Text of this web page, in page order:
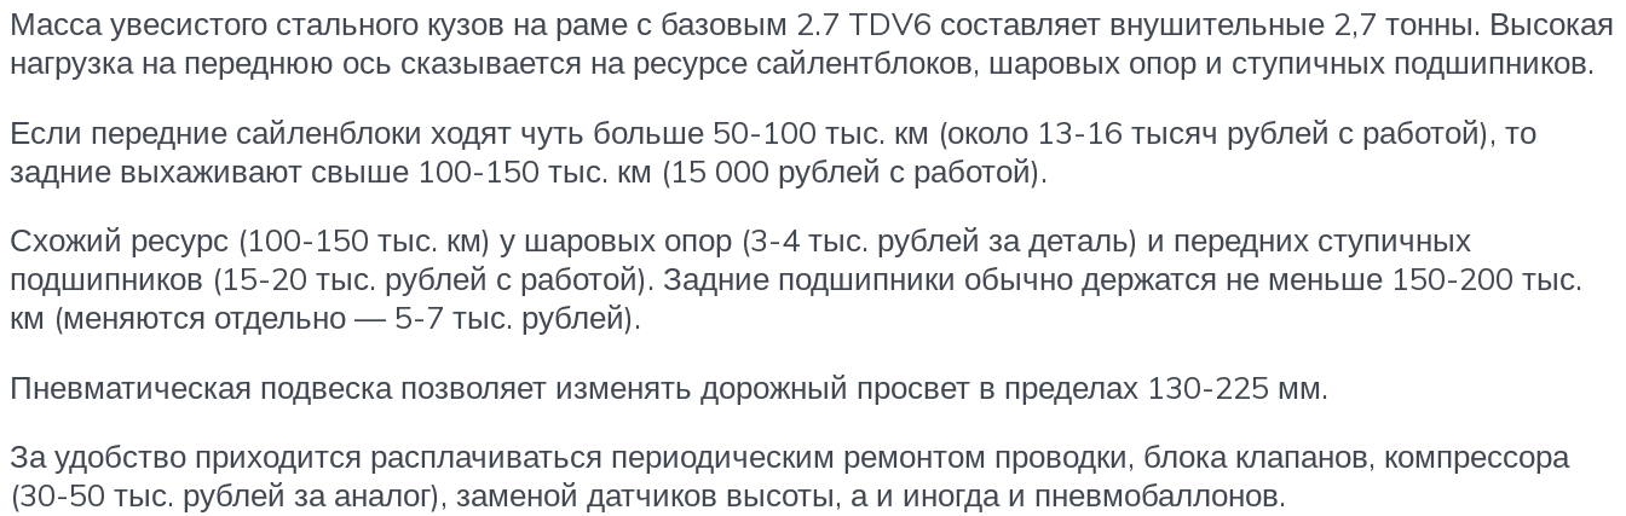
Масса увесистого стального кузов на раме с базовым 2.7 TDV6 составляет внушительные 2,7 тонны. Высокая
нагрузка на переднюю ось сказывается на ресурсе сайлентблоков, шаровых опор и ступичных подшипников.
Если передние сайленблоки ходят чуть больше 50-100 тыс. км (около 13-16 тысяч рублей с работой), то
задние выхаживают свыше 100-150 тыс. км (15 000 рублей с работой).
Схожий ресурс (100-150 тыс. км) у шаровых опор (3-4 тыс. рублей за деталь) и передних ступичных
подшипников (15-20 тыс. рублей с работой). Задние подшипники обычно держатся не меньше 150-200 тыс.
км (меняются отдельно — 5-7 тыс. рублей).
Пневматическая подвеска позволяет изменять дорожный просвет в пределах 130-225 мм.
За удобство приходится расплачиваться периодическим ремонтом проводки, блока клапанов, компрессора
(30-50 тыс. рублей за аналог), заменой датчиков высоты, а и иногда и пневмобаллонов.